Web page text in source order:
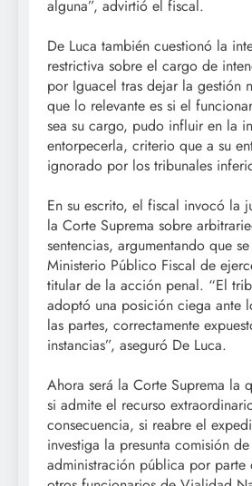
alguna”, advirtió el fiscal.
De Luca también cuestionó la
restrictiva sobre el cargo de
por Iguacel tras dejar la gestión
que lo relevante es si el
sea su cargo, pudo influir en la
entorpecerla, criterio que a su
ignorado por los tribunales
En su escrito, el fiscal invocó la
la Corte Suprema sobre
sentencias, argumentando que
Ministerio Público Fiscal de
titular de la acción penal. “El
adoptó una posición ciega ante
las partes, correctamente
instancias”, aseguró De Luca.
Ahora será la Corte Suprema la
si admite el recurso
consecuencia, si reabre el
investiga la presunta comisión
administración pública por parte